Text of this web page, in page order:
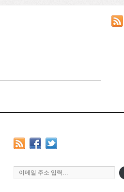
이메일 주소 입력…